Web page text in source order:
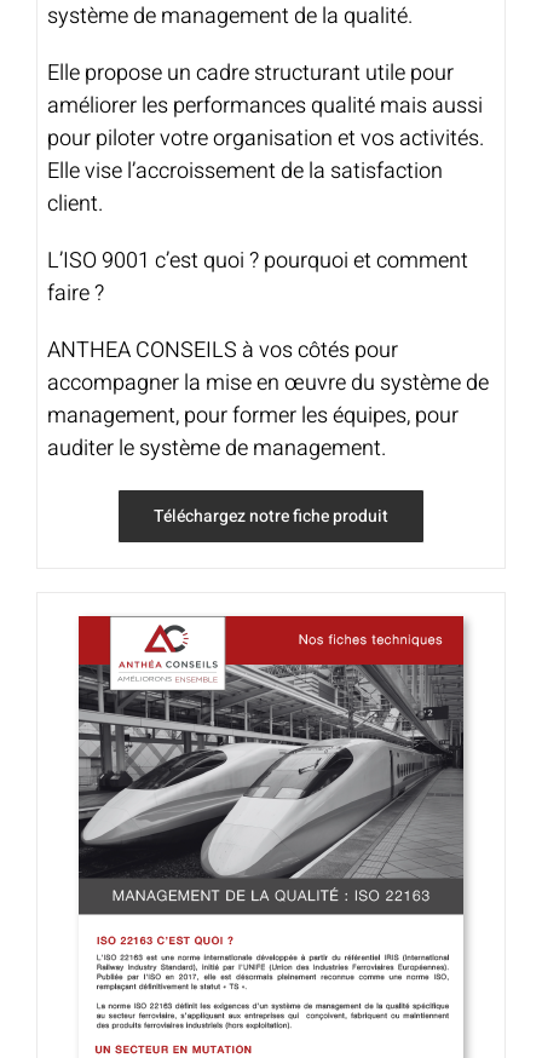
système de management de la qualité.
Elle propose un cadre structurant utile pour
améliorer les performances qualité mais aussi
pour piloter votre organisation et vos activités.
Elle vise l’accroissement de la satisfaction
client.
L’ISO 9001 c’est quoi ? pourquoi et comment
faire ?
ANTHEA CONSEILS à vos côtés pour
accompagner la mise en œuvre du système de
management, pour former les équipes, pour
auditer le système de management.
Téléchargez notre fiche produit